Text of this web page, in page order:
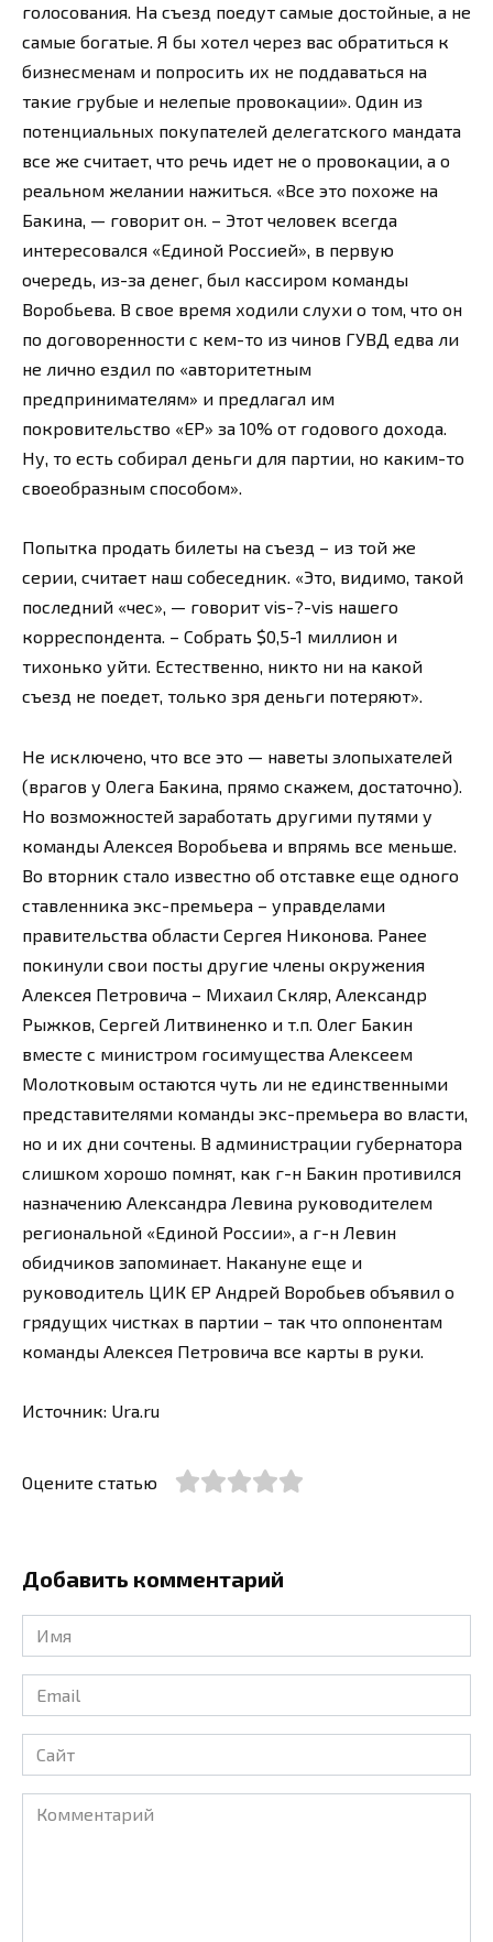
голосования. На съезд поедут самые достойные, а не
самые богатые. Я бы хотел через вас обратиться к
бизнесменам и попросить их не поддаваться на
такие грубые и нелепые провокации». Один из
потенциальных покупателей делегатского мандата
все же считает, что речь идет не о провокации, а о
реальном желании нажиться. «Все это похоже на
Бакина, — говорит он. – Этот человек всегда
интересовался «Единой Россией», в первую
очередь, из-за денег, был кассиром команды
Воробьева. В свое время ходили слухи о том, что он
по договоренности с кем-то из чинов ГУВД едва ли
не лично ездил по «авторитетным
предпринимателям» и предлагал им
покровительство «ЕР» за 10% от годового дохода.
Ну, то есть собирал деньги для партии, но каким-то
своеобразным способом».
Попытка продать билеты на съезд – из той же
серии, считает наш собеседник. «Это, видимо, такой
последний «чес», — говорит vis-?-vis нашего
корреспондента. – Собрать $0,5-1 миллион и
тихонько уйти. Естественно, никто ни на какой
съезд не поедет, только зря деньги потеряют».
Не исключено, что все это — наветы злопыхателей
(врагов у Олега Бакина, прямо скажем, достаточно).
Но возможностей заработать другими путями у
команды Алексея Воробьева и впрямь все меньше.
Во вторник стало известно об отставке еще одного
ставленника экс-премьера – управделами
правительства области Сергея Никонова. Ранее
покинули свои посты другие члены окружения
Алексея Петровича – Михаил Скляр, Александр
Рыжков, Сергей Литвиненко и т.п. Олег Бакин
вместе с министром госимущества Алексеем
Молотковым остаются чуть ли не единственными
представителями команды экс-премьера во власти,
но и их дни сочтены. В администрации губернатора
слишком хорошо помнят, как г-н Бакин противился
назначению Александра Левина руководителем
региональной «Единой России», а г-н Левин
обидчиков запоминает. Накануне еще и
руководитель ЦИК ЕР Андрей Воробьев объявил о
грядущих чистках в партии – так что оппонентам
команды Алексея Петровича все карты в руки.
Источник: Ura.ru
Оцените статью
Добавить комментарий
Имя
*
Email
*
Сайт
Комментарий